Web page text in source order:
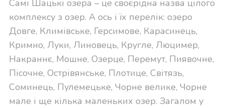
Самі Шацькі озера – це своєрідна назва цілого
комплексу з озер. А ось і їх перелік: озеро
Довге, Климівське, Герсимове, Карасинець,
Кримно, Луки, Линовець, Кругле, Люцимер,
Накраннє, Мошне, Озерце, Перемут, Пиявочне,
Пісочне, Острівянське, Плотице, Світязь,
Соминець, Пулемецьке, Чорне велике, Чорне
мале і ще кілька маленьких озер. Загалом у